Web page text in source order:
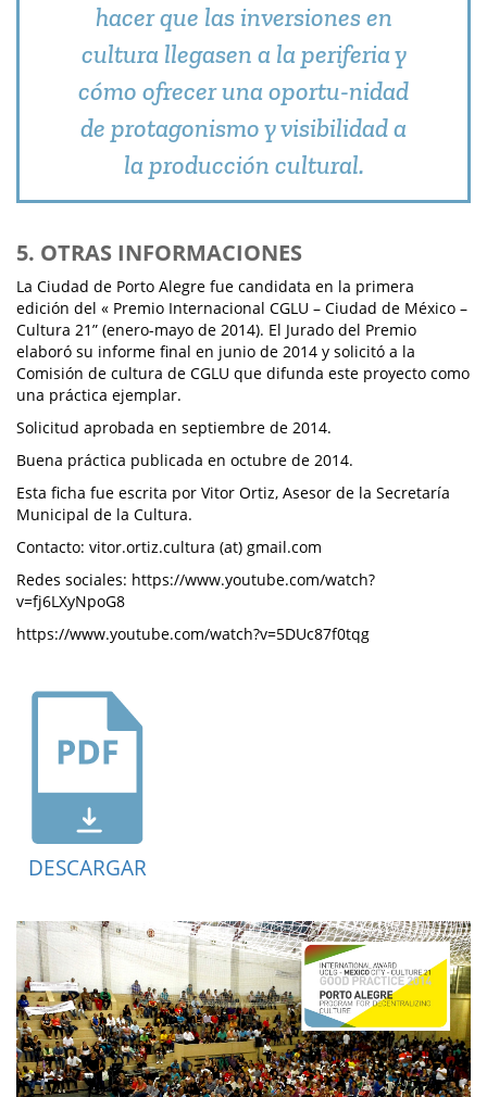
hacer que las inversiones en
cultura llegasen a la periferia y
cómo ofrecer una oportu-nidad
de protagonismo y visibilidad a
la producción cultural.
5. OTRAS INFORMACIONES
La Ciudad de Porto Alegre fue candidata en la primera
edición del « Premio Internacional CGLU – Ciudad de México –
Cultura 21” (enero-mayo de 2014). El Jurado del Premio
elaboró su informe final en junio de 2014 y solicitó a la
Comisión de cultura de CGLU que difunda este proyecto como
una práctica ejemplar.
Solicitud aprobada en septiembre de 2014.
Buena práctica publicada en octubre de 2014.
Esta ficha fue escrita por Vitor Ortiz, Asesor de la Secretaría
Municipal de la Cultura.
Contacto: vitor.ortiz.cultura (at) gmail.com
Redes sociales: https://www.youtube.com/watch?
v=fj6LXyNpoG8
https://www.youtube.com/watch?v=5DUc87f0tqg
DESCARGAR